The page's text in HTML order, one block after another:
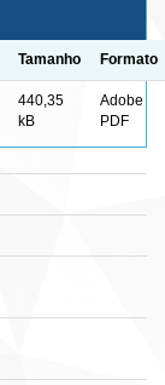
Tamanho Formato
440,35
kB
Adobe
PDF